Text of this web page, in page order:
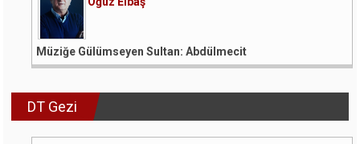
Müziğe Gülümseyen Sultan: Abdülmecit
DT Gezi